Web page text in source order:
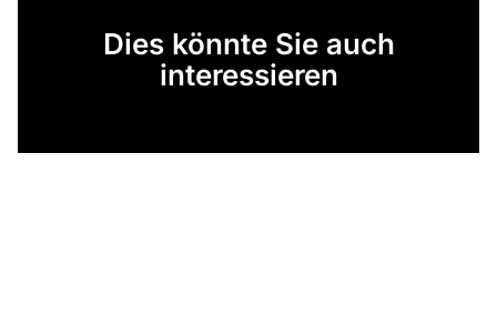
Dies könnte Sie auch
interessieren